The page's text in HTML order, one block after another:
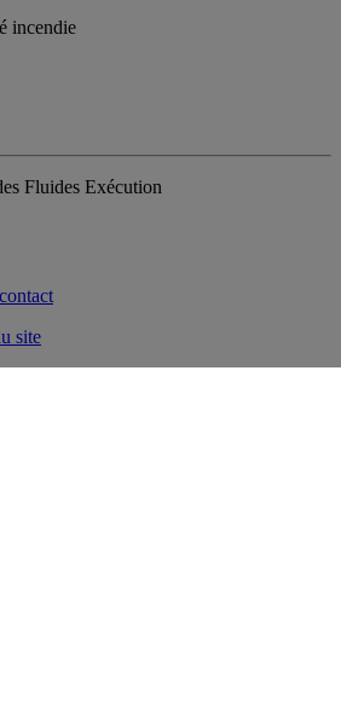
incendie
Fluides Exécution
site